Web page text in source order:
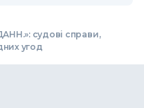
судові справи,
угод